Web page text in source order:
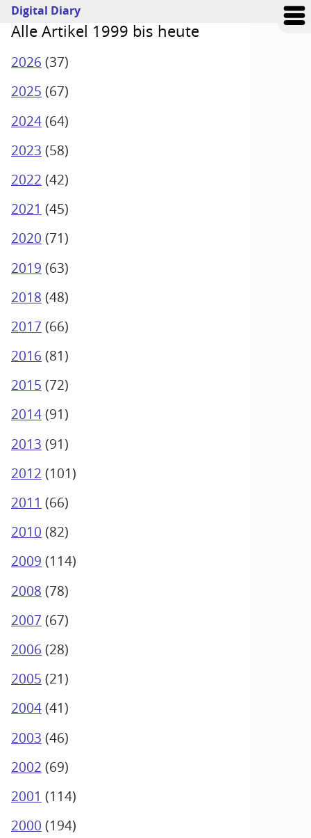
Digital Diary
Alle Artikel 1999 bis heute
2026 (37)
2025 (67)
2024 (64)
2023 (58)
2022 (42)
2021 (45)
2020 (71)
2019 (63)
2018 (48)
2017 (66)
2016 (81)
2015 (72)
2014 (91)
2013 (91)
2012 (101)
2011 (66)
2010 (82)
2009 (114)
2008 (78)
2007 (67)
2006 (28)
2005 (21)
2004 (41)
2003 (46)
2002 (69)
2001 (114)
2000 (194)